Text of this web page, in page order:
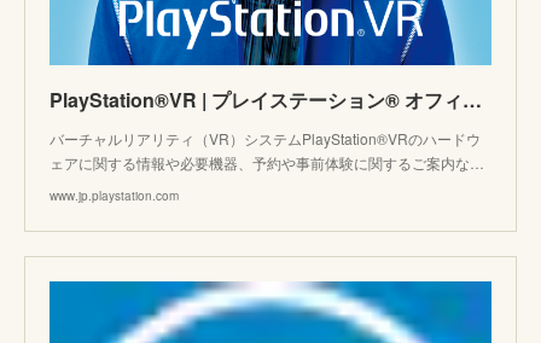
PlayStation®VR | プレイステーション® オフィシャルサイト
バーチャルリアリティ（VR）システムPlayStation®VRのハードウ
ェアに関する情報や必要機器、予約や事前体験に関するご案内な…
www.jp.playstation.com